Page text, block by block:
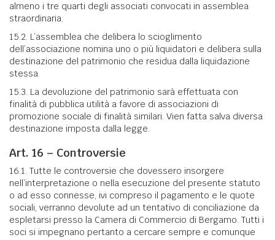
almeno i tre quarti degli associati convocati in assemblea
straordinaria.
15.2. L’assemblea che delibera lo scioglimento
dell’associazione nomina uno o più liquidatori e delibera sulla
destinazione del patrimonio che residua dalla liquidazione
stessa.
15.3. La devoluzione del patrimonio sarà effettuata con
finalità di pubblica utilità a favore di associazioni di
promozione sociale di finalità similari. Vien fatta salva diversa
destinazione imposta dalla legge.
Art. 16 – Controversie
16.1. Tutte le controversie che dovessero insorgere
nell’interpretazione o nella esecuzione del presente statuto
o ad esso connesse, ivi compreso il pagamento e le quote
sociali, verranno devolute ad un tentativo di conciliazione da
espletarsi presso la Camera di Commercio di Bergamo. Tutti i
soci si impegnano pertanto a cercare sempre e comunque